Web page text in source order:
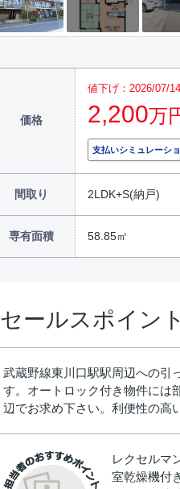
価格
値下げ：2026/07/14
2,200万
支払いシミュレーシ
間取り 2LDK+S(納戸)
専有面積 58.85㎡
セールスポイント
武蔵野線東川口駅駅周辺への引
す。オートロック付き物件には
辺でお求め下さい。利便性の高
レクセルマ
室乾燥機付